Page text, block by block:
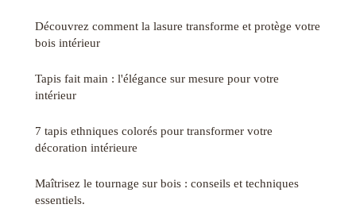
Découvrez comment la lasure transforme et protège votre
bois intérieur
Tapis fait main : l'élégance sur mesure pour votre
intérieur
7 tapis ethniques colorés pour transformer votre
décoration intérieure
Maîtrisez le tournage sur bois : conseils et techniques
essentiels.